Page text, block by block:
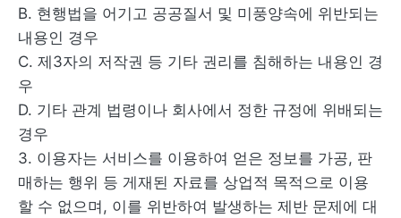
B. 현행법을 어기고 공공질서 및 미풍양속에 위반되는
내용인 경우
C. 제3자의 저작권 등 기타 권리를 침해하는 내용인 경
우
D. 기타 관계 법령이나 회사에서 정한 규정에 위배되는
경우
3. 이용자는 서비스를 이용하여 얻은 정보를 가공, 판
매하는 행위 등 게재된 자료를 상업적 목적으로 이용
할 수 없으며, 이를 위반하여 발생하는 제반 문제에 대